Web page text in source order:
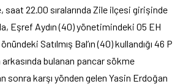
saat 22.00 sıralarında Zile ilçesi girişinde
Eşref Aydın (40) yönetimindeki 05 EH
Satılmış Bal’ın (40) kullandığı 46 P
bulanan pancar sökme
sonra karşı yönden gelen Yasin Erdoğan